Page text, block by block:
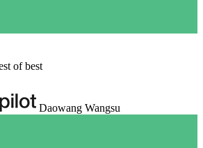
of best
Daowang Wangsu